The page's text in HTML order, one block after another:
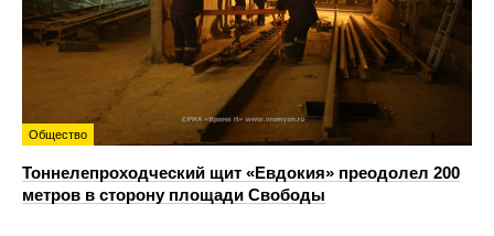
Общество
Тоннелепроходческий щит «Евдокия» преодолел 200
метров в сторону площади Свободы